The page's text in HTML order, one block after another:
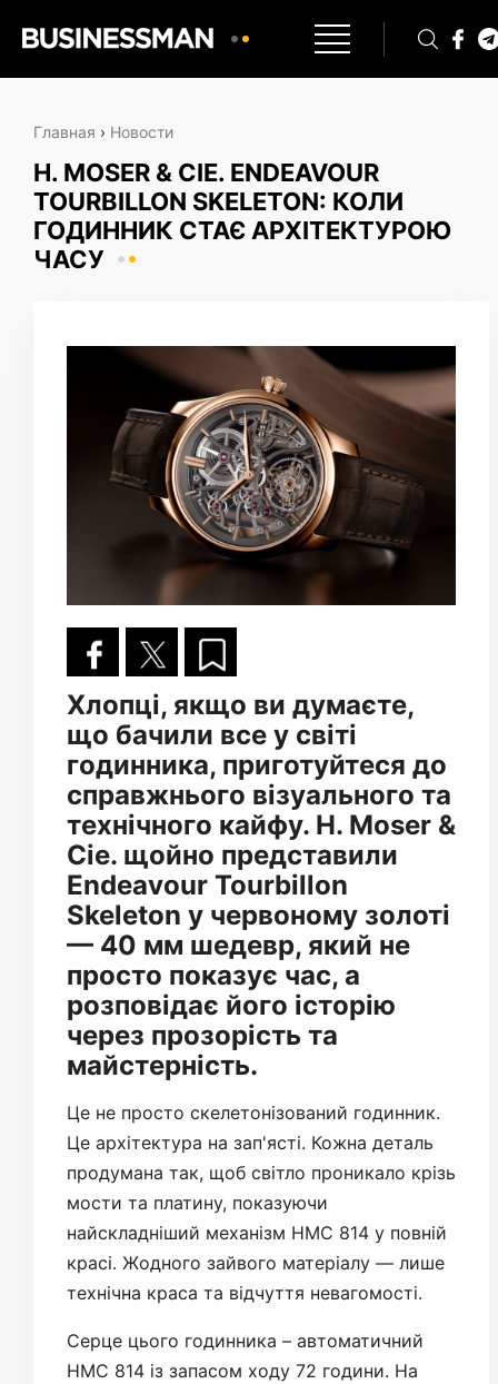
Главная › Новости
H. MOSER & CIE. ENDEAVOUR
TOURBILLON SKELETON: КОЛИ
ГОДИННИК СТАЄ АРХІТЕКТУРОЮ
ЧАСУ
Хлопці, якщо ви думаєте,
що бачили все у світі
годинника, приготуйтеся до
справжнього візуального та
технічного кайфу. H. Moser &
Cie. щойно представили
Endeavour Tourbillon
Skeleton у червоному золоті
— 40 мм шедевр, який не
просто показує час, а
розповідає його історію
через прозорість та
майстерність.
Це не просто скелетонізований годинник.
Це архітектура на зап'ясті. Кожна деталь
продумана так, щоб світло проникало крізь
мости та платину, показуючи
найскладніший механізм HMC 814 у повній
красі. Жодного зайвого матеріалу — лише
технічна краса та відчуття невагомості.
Серце цього годинника – автоматичний
HMC 814 із запасом ходу 72 години. На